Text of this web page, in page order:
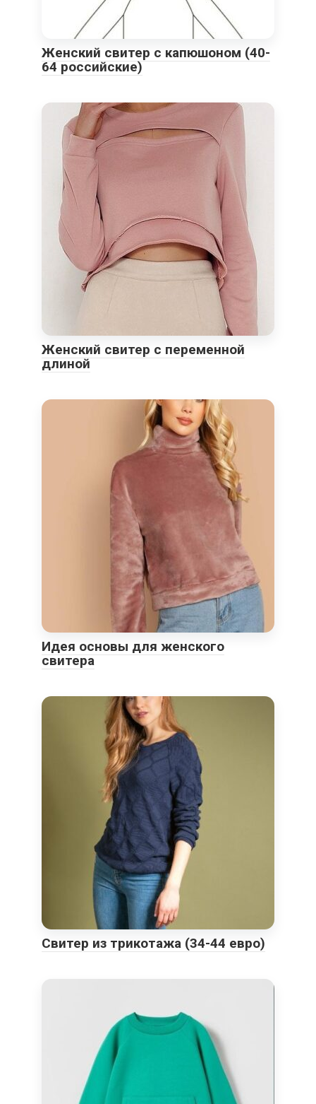
Женский свитер с капюшоном (40-
64 российские)
Женский свитер с переменной
длиной
Идея основы для женского
свитера
Свитер из трикотажа (34-44 евро)